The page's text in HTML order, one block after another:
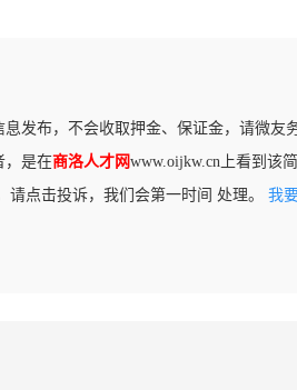
发布，不会收取押金、保证金，请微友
，是在商洛人才网www.oijkw.cn上看到该简
请点击投诉，我们会第一时间 处理。 我